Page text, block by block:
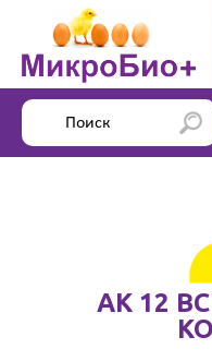
AK 12